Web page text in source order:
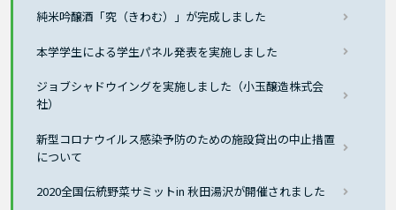
純米吟醸酒「究（きわむ）」が完成しました
本学学生による学生パネル発表を実施しました
ジョブシャドウイングを実施しました（小玉醸造株式会
社）
新型コロナウイルス感染予防のための施設貸出の中止措置
について
2020全国伝統野菜サミットin 秋田湯沢が開催されました